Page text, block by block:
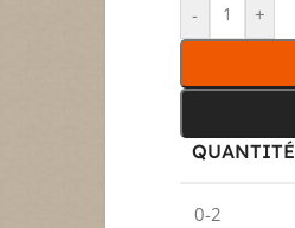
- +
QUANTITÉ
0-2